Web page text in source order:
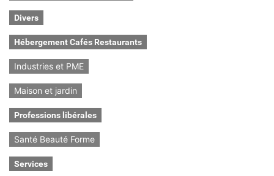
Divers
Hébergement Cafés Restaurants
Industries et PME
Maison et jardin
Professions libérales
Santé Beauté Forme
Services